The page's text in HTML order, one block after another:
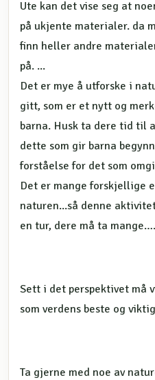
Ute kan det vise seg at
på ukjente materialer. da
finn heller andre
på. ...
Det er mye å utforske i
gitt, som er et nytt og
barna. Husk ta dere tid til
dette som gir barna
forståelse for det som
Det er mange forskjellige
naturen...så denne
en tur, dere må ta mange….
Sett i det perspektivet må
som verdens beste og
Ta gjerne med noe av